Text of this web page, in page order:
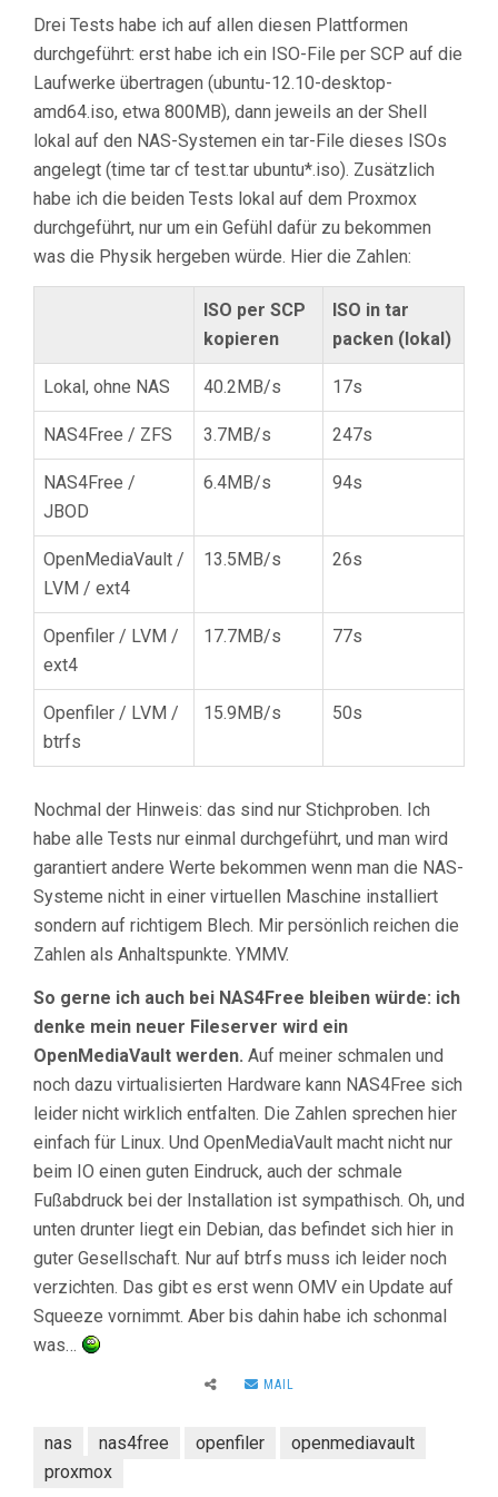
Drei Tests habe ich auf allen diesen Plattformen
durchgeführt: erst habe ich ein ISO-File per SCP auf die
Laufwerke übertragen (ubuntu-12.10-desktop-
amd64.iso, etwa 800MB), dann jeweils an der Shell
lokal auf den NAS-Systemen ein tar-File dieses ISOs
angelegt (time tar cf test.tar ubuntu*.iso). Zusätzlich
habe ich die beiden Tests lokal auf dem Proxmox
durchgeführt, nur um ein Gefühl dafür zu bekommen
was die Physik hergeben würde. Hier die Zahlen:
ISO per SCP
kopieren
ISO in tar
packen (lokal)
Lokal, ohne NAS 40.2MB/s 17s
NAS4Free / ZFS 3.7MB/s 247s
NAS4Free /
JBOD
6.4MB/s 94s
OpenMediaVault /
LVM / ext4
13.5MB/s 26s
Openfiler / LVM /
ext4
17.7MB/s 77s
Openfiler / LVM /
btrfs
15.9MB/s 50s
Nochmal der Hinweis: das sind nur Stichproben. Ich
habe alle Tests nur einmal durchgeführt, und man wird
garantiert andere Werte bekommen wenn man die NAS-
Systeme nicht in einer virtuellen Maschine installiert
sondern auf richtigem Blech. Mir persönlich reichen die
Zahlen als Anhaltspunkte. YMMV.
So gerne ich auch bei NAS4Free bleiben würde: ich
denke mein neuer Fileserver wird ein
OpenMediaVault werden. Auf meiner schmalen und
noch dazu virtualisierten Hardware kann NAS4Free sich
leider nicht wirklich entfalten. Die Zahlen sprechen hier
einfach für Linux. Und OpenMediaVault macht nicht nur
beim IO einen guten Eindruck, auch der schmale
Fußabdruck bei der Installation ist sympathisch. Oh, und
unten drunter liegt ein Debian, das befindet sich hier in
guter Gesellschaft. Nur auf btrfs muss ich leider noch
verzichten. Das gibt es erst wenn OMV ein Update auf
Squeeze vornimmt. Aber bis dahin habe ich schonmal
was…
MAIL
nas nas4free openfiler
openmediavault
proxmox